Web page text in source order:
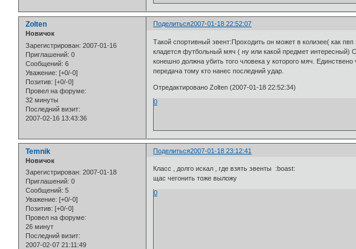
Поделиться2007-01-18 22:52:07
Zolten
Новичок
Зарегистрирован: 2007-01-16
Приглашений: 0
Сообщений: 6
Уважение: [+0/-0]
Позитив: [+0/-0]
Провел на форуме:
32 минуты
Последний визит:
2007-02-16 13:43:36
Такой спортивный эвент:Проходить он может в колизее( как
кладется футбольный мяч ( ну или какой предмет интересный)
конешно должна убить того чловека у которого мяч.
передача тому кто нанес последний удар.
Отредактировано Zolten (2007-01-18 22:52:34)
0
Поделиться2007-01-18 23:12:41
Temnik
Новичок
Зарегистрирован: 2007-01-18
Приглашений: 0
Сообщений: 5
Уважение: [+0/-0]
Позитив: [+0/-0]
Провел на форуме:
26 минут
Последний визит:
2007-02-07 21:11:49
Класс , долго искал , где взять эвенты :boast:
щас чегонить тоже выложу
0